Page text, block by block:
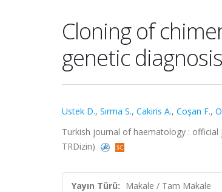
Cloning of
genetic
Ustek D., Sırma S., Cakiris A., Coşan F.,
Turkish journal of haematology : official
TRDizin)
Yayın Türü: Makale / Tam Makale